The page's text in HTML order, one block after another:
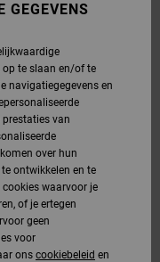
GEGEVENS
te slaan en/of te
navigatiegegevens en
van
over hun
ontwikkelen en te
waarvoor je
of je ertegen
geen
voor
ons cookiebeleid en